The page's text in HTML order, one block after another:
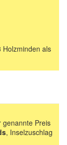
Holzminden als
genannte Preis
, Inselzuschlag